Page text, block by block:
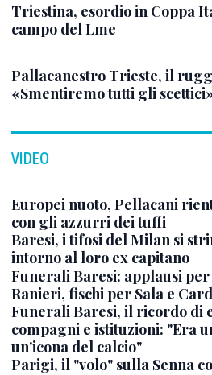
Triestina, esordio in Coppa
campo del Lme
Pallacanestro Trieste, il
«Smentiremo tutti gli
VIDEO
Europei nuoto, Pellacani
con gli azzurri dei tuffi
Baresi, i tifosi del Milan si
intorno al loro ex capitano
Funerali Baresi: applausi
Ranieri, fischi per Sala e
Funerali Baresi, il ricordo di
compagni e istituzioni: "Era
un'icona del calcio"
Parigi, il "volo" sulla Senna